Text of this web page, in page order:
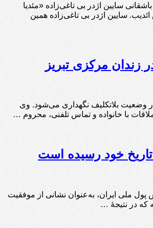
سایین اژدر بی تاغی‌زاده «مئدیا
سایین اژدر بی تاغی‌زاده همین
زندان مرکزی تبریز
در بازداشت به‌سر می‌برد و همچنان در وضعیت بلاتکلیف نگهداری می‌شود. وی
با خانواده و تماس تلفنی، محروم …
خود رسیده است
پول ملی ایران، به‌عنوان نشانی از موفقیت
که در نتیجۀ …